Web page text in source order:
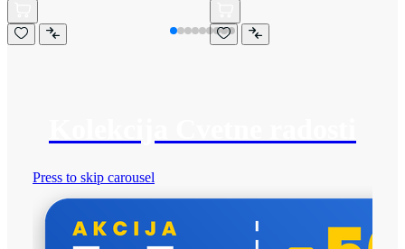
Press to skip carousel